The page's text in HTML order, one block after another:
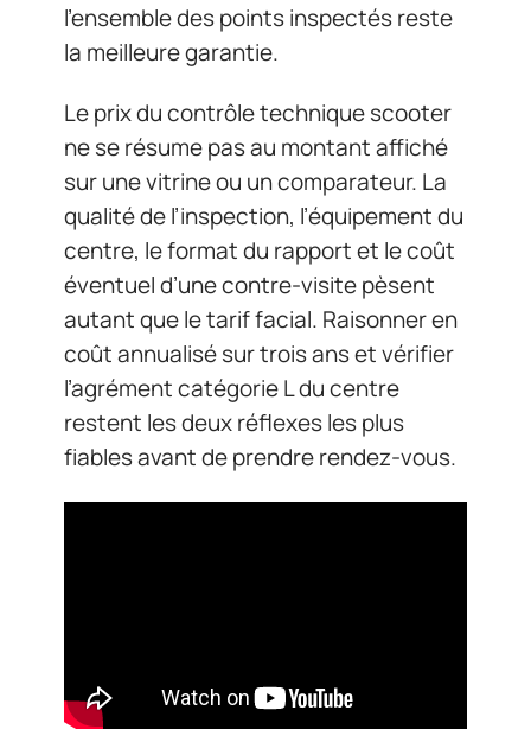
l’ensemble des points inspectés reste
la meilleure garantie.
Le prix du contrôle technique scooter
ne se résume pas au montant affiché
sur une vitrine ou un comparateur. La
qualité de l’inspection, l’équipement du
centre, le format du rapport et le coût
éventuel d’une contre-visite pèsent
autant que le tarif facial. Raisonner en
coût annualisé sur trois ans et vérifier
l’agrément catégorie L du centre
restent les deux réflexes les plus
fiables avant de prendre rendez-vous.